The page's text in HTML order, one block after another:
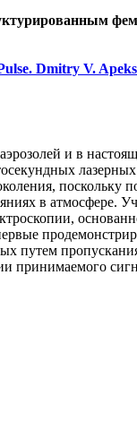
Dmitry V.
и в
поскольку
в атмосфере.
путем
принимаемого